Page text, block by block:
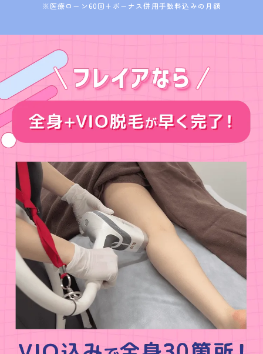
※医療ローン60回+ボーナス併用手数料込みの月額